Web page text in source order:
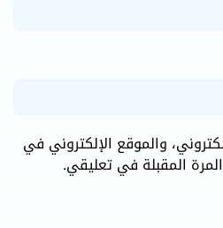
والموقع الإلكتروني في
المقبلة في تعليقي.